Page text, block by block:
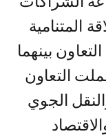
المتنامية
بينهما
التعاون
الجوي